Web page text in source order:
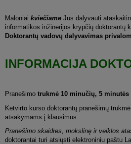
Maloniai kviečiame Jus dalyvauti
informatikos inžinerijos krypčių doktorantų
Doktorantų vadovų dalyvavimas
INFORMACIJA
Pranešimo trukmė 10 minučių, 5 minutės
Ketvirto kurso doktorantų pranešimų trukmė
atsakymams į klausimus.
Pranešimo skaidres, mokslinę ir veiklos
doktorantai turi atsiųsti elektroniniu paštu